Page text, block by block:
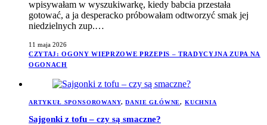
wpisywałam w wyszukiwarkę, kiedy babcia przestała
gotować, a ja desperacko próbowałam odtworzyć smak jej
niedzielnych zup.…
11 maja 2026
CZYTAJ : OGONY WIEPRZOWE PRZEPIS – TRADYCYJNA ZUPA NA
OGONACH
ARTYKUŁ SPONSOROWANY,DANIE GŁÓWNE, KUCHNIA
Sajgonki z tofu – czy są smaczne?